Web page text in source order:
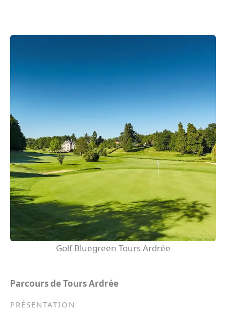
Golf Bluegreen Tours Ardrée
Parcours deTours Ardrée
PRÉSENTATION